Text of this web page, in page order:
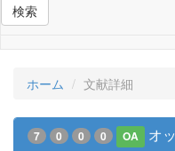
検索
ホーム 文献詳細
7 0 0 0 OA オ